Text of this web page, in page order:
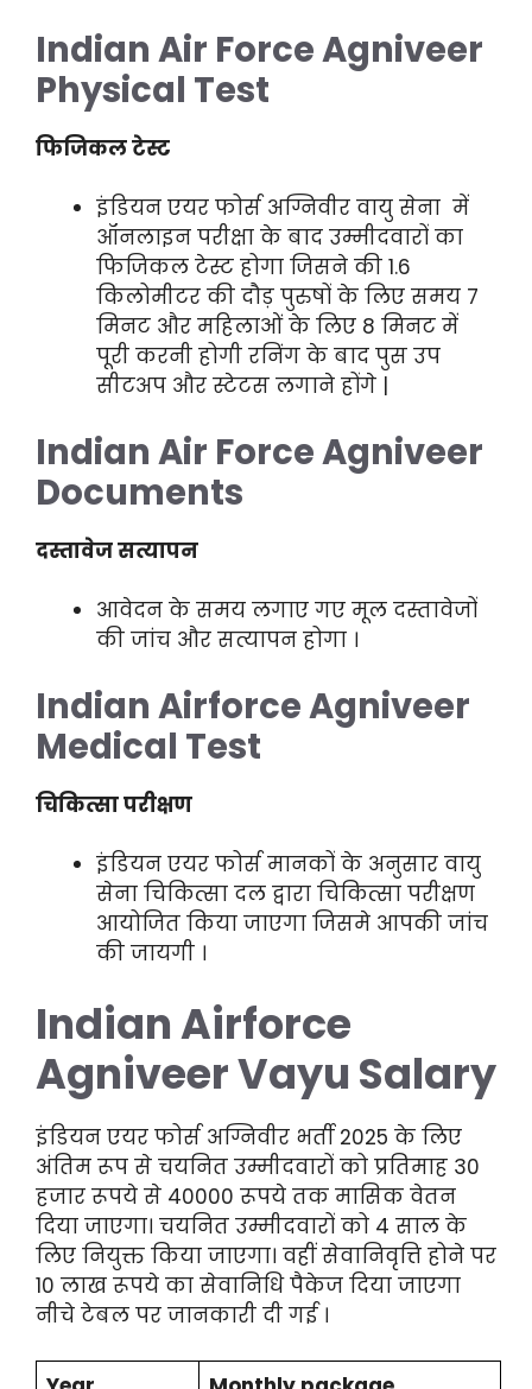
Indian Air Force Agniveer
Physical Test
फिजिकल टेस्ट
इंडियन एयर फोर्स अग्निवीर वायु सेना में
ऑनलाइन परीक्षा के बाद उम्मीदवारों का
फिजिकल टेस्ट होगा जिसने की 1.6
किलोमीटर की दौड़ पुरुषों के लिए समय 7
मिनट और महिलाओं के लिए 8 मिनट में
पूरी करनी होगी रनिंग के बाद पुस उप
सीटअप और स्टेटस लगाने होंगे |
Indian Air Force Agniveer
Documents
दस्तावेज सत्यापन
आवेदन के समय लगाए गए मूल दस्तावेजों
की जांच और सत्यापन होगा ।
Indian Airforce Agniveer
Medical Test
चिकित्सा परीक्षण
इंडियन एयर फोर्स मानकों के अनुसार वायु
सेना चिकित्सा दल द्वारा चिकित्सा परीक्षण
आयोजित किया जाएगा जिसमे आपकी जांच
की जायगी ।
Indian Airforce
Agniveer Vayu Salary
इंडियन एयर फोर्स अग्निवीर भर्ती 2025 के लिए
अंतिम रूप से चयनित उम्मीदवारों को प्रतिमाह 30
हजार रूपये से 40000 रूपये तक मासिक वेतन
दिया जाएगा। चयनित उम्मीदवारों को 4 साल के
लिए नियुक्त किया जाएगा। वहीं सेवानिवृत्ति होने पर
10 लाख रूपये का सेवानिधि पैकेज दिया जाएगा
नीचे टेबल पर जानकारी दी गई ।